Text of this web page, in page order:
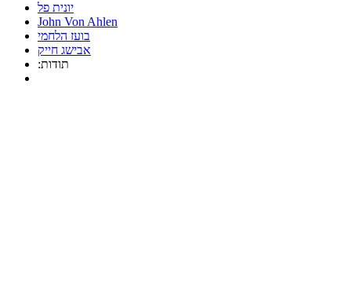
יונית פל
John Von Ahlen
בועז הלחמי
אבישג חייק
:תודות